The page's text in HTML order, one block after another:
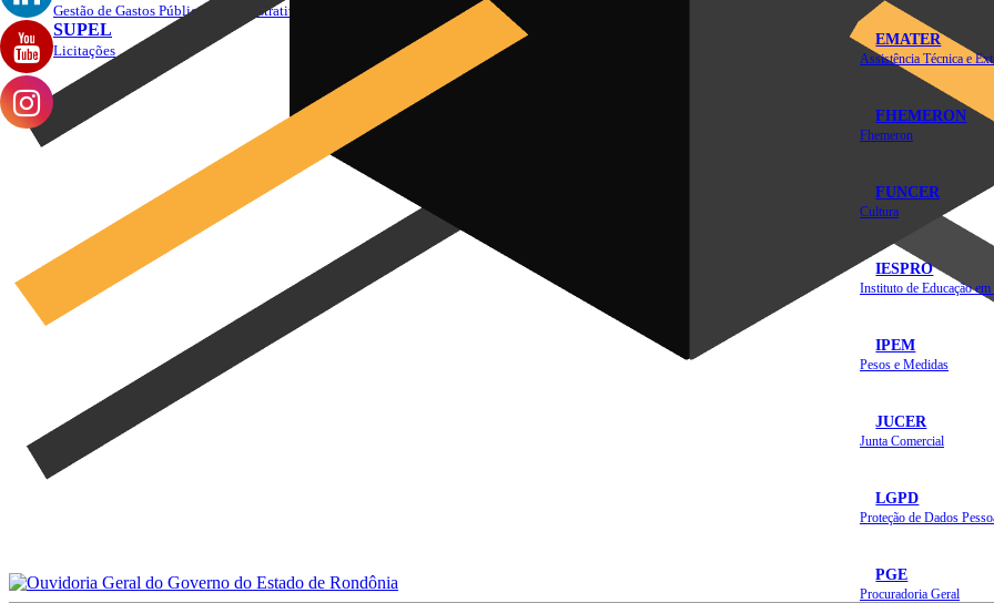
EMATER
FHEMERON
Fhemeron
FUNCER
Cultura
IESPRO
IPEM
Pesos e Medidas
JUCER
Junta Comercial
LGPD
Proteção de Dados
PGE
Procuradoria Geral
Gestão de Gastos Públicos Administrativos
SUPEL
Licitações